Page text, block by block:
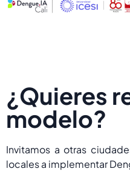
¿Quieres
modelo?
Invitamos a otras
locales a implementar